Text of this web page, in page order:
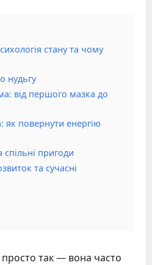
стану та чому
нудьгу
від першого мазка до
як повернути енергію
спільні пригоди
та сучасні
просто так — вона часто